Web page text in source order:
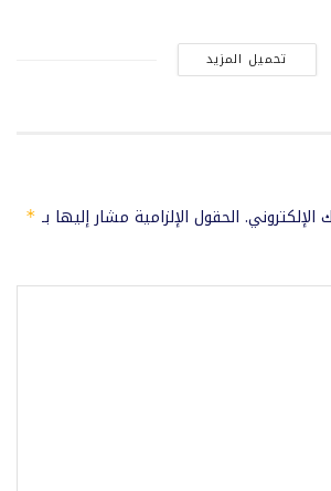
تحميل المزيد
الحقول الإلزامية مشار إليها بـ *